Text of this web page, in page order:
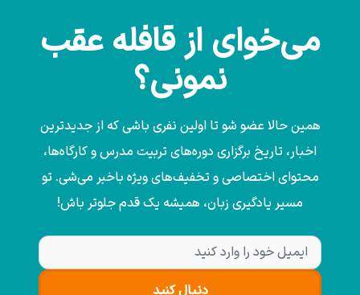
می‌خوای از قافله عقب
نمونی؟
همین حالا عضو شو تا اولین نفری باشی که از جدیدترین
اخبار، تاریخ برگزاری دوره‌های تربیت مدرس و کارگاه‌ها،
محتوای اختصاصی و تخفیف‌های ویژه باخبر می‌شی. تو
مسیر یادگیری زبان، همیشه یک قدم جلوتر باش!